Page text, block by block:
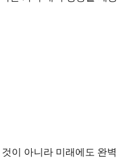
이 아니라 미래에도 완벽